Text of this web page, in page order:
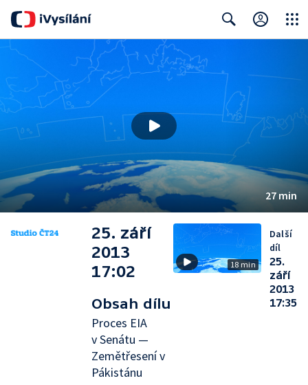
27 min
25. září
2013
17:02
Obsah dílu
Proces EIA
v Senátu —
Zemětřesení v
Pákistánu
18 min
Další
díl
25.
září
2013
17:35